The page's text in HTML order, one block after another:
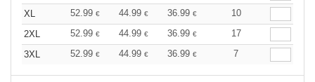
XL
52.99 € 44.99 € 36.99 €
10
2XL
52.99 € 44.99 € 36.99 €
17
3XL
52.99 € 44.99 € 36.99 € 7